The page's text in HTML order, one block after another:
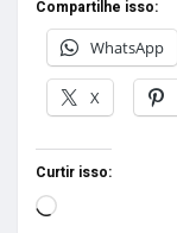
Compartilhe isso:
WhatsApp
X
Curtir isso: